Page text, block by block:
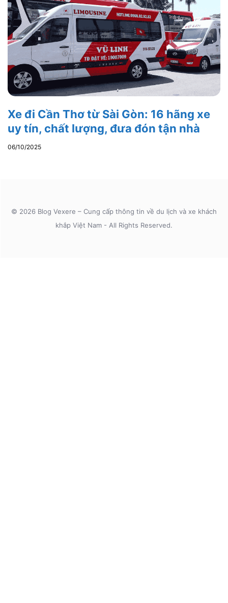
Xe đi Cần Thơ từ Sài Gòn: 16 hãng xe
uy tín, chất lượng, đưa đón tận nhà
06/10/2025
© 2026 Blog Vexere – Cung cấp thông tin về du lịch và xe khách
khắp Việt Nam - All Rights Reserved.